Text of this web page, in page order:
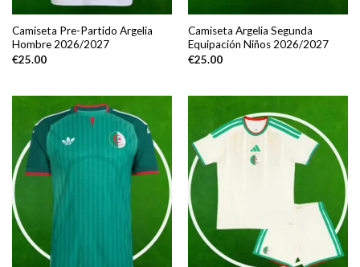
Camiseta Pre-Partido Argelia
Hombre 2026/2027
€25.00
Camiseta Argelia Segunda
Equipación Niños 2026/2027
€25.00